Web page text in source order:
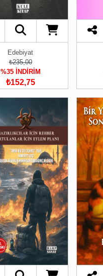
Edebiyat
₺235,00
%35 İNDİRİM
₺152,75